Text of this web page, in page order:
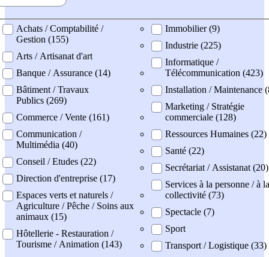
professionel
Achats / Comptabilité /
Gestion (155)
Arts / Artisanat d'art
Banque / Assurance (14)
Bâtiment / Travaux
Publics (269)
Commerce / Vente (161)
Communication /
Multimédia (40)
Conseil / Etudes (22)
Direction d'entreprise (17)
Espaces verts et naturels /
Agriculture / Pêche / Soins aux
animaux (15)
Hôtellerie - Restauration /
Tourisme / Animation (143)
Immobilier (9)
Industrie (225)
Informatique /
Télécommunication (423)
Installation / Maintenance
Marketing / Stratégie
commerciale (128)
Ressources Humaines (22)
Santé (22)
Secrétariat / Assistanat (20)
Services à la personne / à la
collectivité (73)
Spectacle (7)
Sport
Transport / Logistique (33)